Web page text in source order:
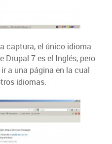
captura, el único idioma
Drupal 7 es el Inglés, pero
a una página en la cual
idiomas.